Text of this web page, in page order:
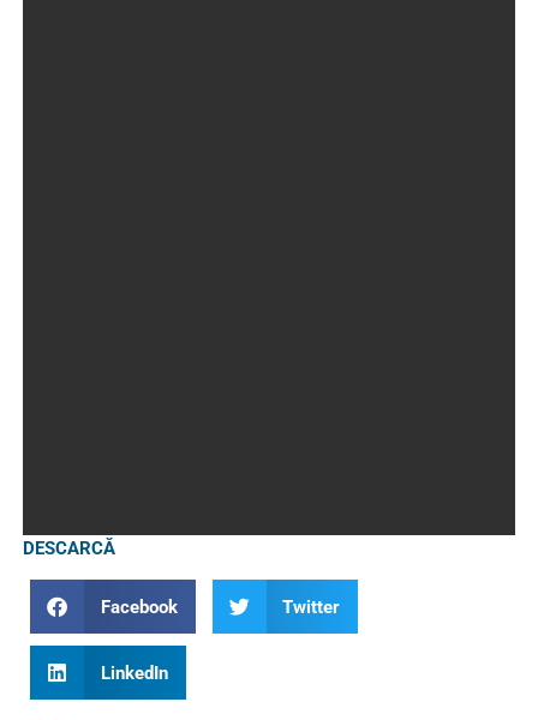
DESCARCĂ
Facebook Twitter
LinkedIn